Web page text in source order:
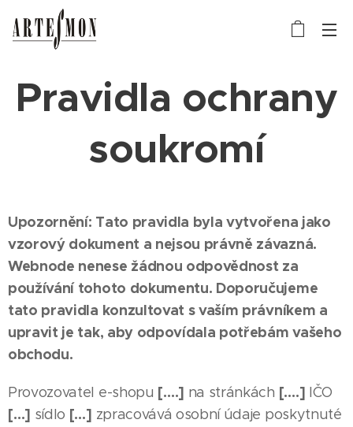
Pravidla ochrany
soukromí
Upozornění: Tato pravidla byla vytvořena jako
vzorový dokument a nejsou právně závazná.
Webnode nenese žádnou odpovědnost za
používání tohoto dokumentu. Doporučujeme
tato pravidla konzultovat s vaším právníkem a
upravit je tak, aby odpovídala potřebám vašeho
obchodu.
Provozovatel e-shopu [….] na stránkách [….] IČO
[…] sídlo […] zpracovává osobní údaje poskytnuté